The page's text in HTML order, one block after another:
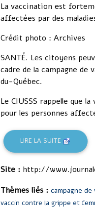
La vaccination est
affectées par des
Crédit photo : Archives
SANTÉ. Les citoyens
cadre de la campagne
du-Québec.
Le CIUSSS rappelle que
pour les personnes
LIRE LA SUITE
Site : http://
Thèmes liés : campagne
vaccin contre la grippe et